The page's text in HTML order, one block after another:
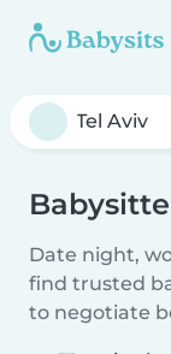
Date night,
find trusted
to negotiate